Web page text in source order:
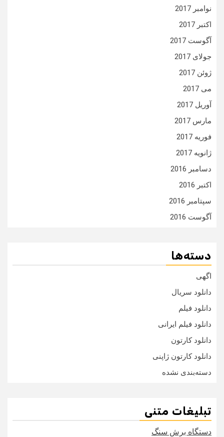
نوامبر 2017
اکتبر 2017
آگوست 2017
جولای 2017
ژوئن 2017
می 2017
آوریل 2017
مارس 2017
فوریه 2017
ژانویه 2017
دسامبر 2016
اکتبر 2016
سپتامبر 2016
آگوست 2016
دسته‌ها
اگهی
دانلود سریال
دانلود فیلم
دانلود فیلم ایرانی
دانلود کارتون
دانلود کارتون ژاپنی
دسته‌بندی نشده
تبلیغات متنی
دستگاه برش سنگ